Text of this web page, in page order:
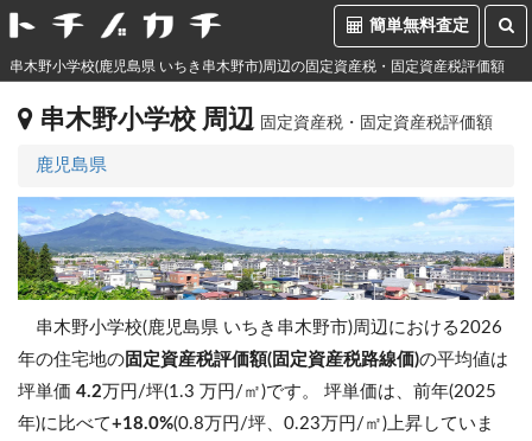
簡単無料査定
串木野小学校(鹿児島県 いちき串木野市)周辺の固定資産税・固定資産税評価額
串木野小学校 周辺 固定資産税・固定資産税評価額
鹿児島県
串木野小学校(鹿児島県 いちき串木野市)周辺における2026
年の住宅地の 固定資産税評価額(固定資産税路線価)の平均値は
坪単価 4.2万円/坪(1.3 万円/㎡)です。 坪単価は、前年(2025
年)に比べて+18.0%(0.8万円/坪、0.23万円/㎡)上昇していま